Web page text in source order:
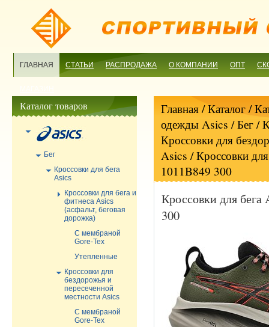
ГЛАВНАЯ СТАТЬИ РАСПРОДАЖА О КОМПАНИИ ОПТ
Главная/ Каталог /
одежды Asics /Бег/
Кроссовки для
Asics / Кроссовки
1011B849 300
Кроссовки для
300
Каталог товаров
Бег
Кроссовки для бега
Asics
Кроссовки для бега и
фитнеса Asics
(асфальт, беговая
дорожка)
С мембраной
Gore-Tex
Утепленные
Кроссовки для
бездорожья и
пересеченной
местности Asics
С мембраной
Gore-Tex